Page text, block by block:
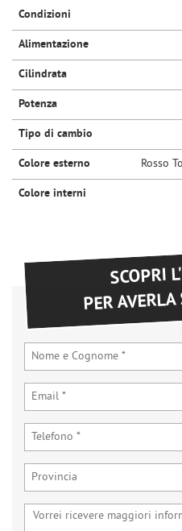
Condizioni
Alimentazione
Cilindrata
Potenza
Tipo di cambio
Colore esterno Rosso
Colore interni
SCOPRI
PER
questi
strumenti
di
tracciamento
si
alla
cookie
policy.
Puoi
rivedere
e
in
qualsiasi
momento.
Cookie necessari
Cookie delle preferenze
Cookie per il